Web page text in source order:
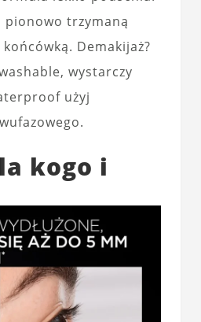
pionowo trzymaną
Demakijaż?
wystarczy
użyj
kogo i